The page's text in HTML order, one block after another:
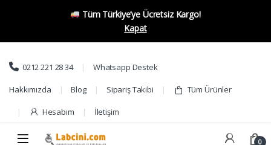
Tüm Türkiye’ye Ücretsiz Kargo!
Kapat
Skip to navigation
Skip to content
0212 221 28 34 Whatsapp Destek
Hakkımızda Blog Sipariş Takibi Tüm Ürünler
Hesabım İletişim
0